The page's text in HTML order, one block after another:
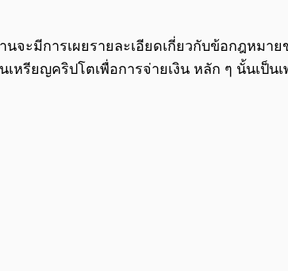
นจะมีการเผยรายละเอียดเกี่ยวกับข้อกฎหม
หรียญคริปโตเพื่อการจ่ายเงิน หลัก ๆ นั้นเป็